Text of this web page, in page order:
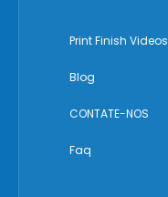
Print Finish Videos
Blog
CONTATE-NOS
Faq